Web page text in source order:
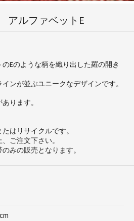
ルファベットE
Eのような柄を織り出した羅の開き
ンが並ぶユニークなデザインです。
ります。
はリサイクルです。
ご注文下さい。
みの販売となります。